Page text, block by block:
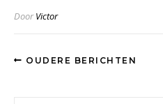
DoorVictor
OUDERE BERICHTEN